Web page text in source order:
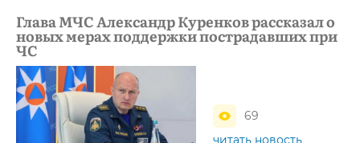
Глава МЧС Александр Куренков рассказал о
новых мерах поддержки пострадавших при
ЧС
69
читать новость